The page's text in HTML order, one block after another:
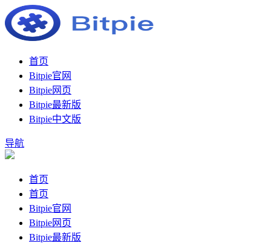
首页
Bitpie官网
Bitpie网页
Bitpie最新版
Bitpie中文版
导航
首页
首页
Bitpie官网
Bitpie网页
Bitpie最新版